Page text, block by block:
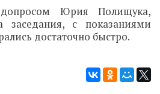
Юрия Полищука,
заседания, с показаниями
достаточно быстро.